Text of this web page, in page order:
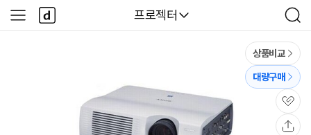
다나와
프로젝터
검
색
사
이
다
나
와
상품비교
대량구매
관
심